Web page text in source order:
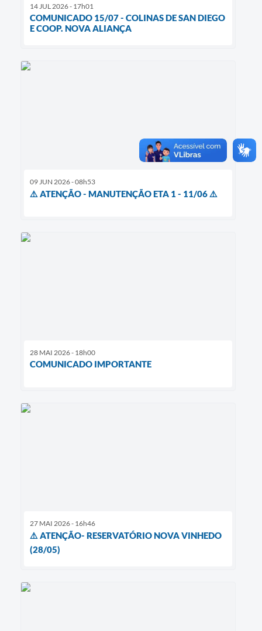
14 JUL 2026 - 17h01
COMUNICADO 15/07 - COLINAS DE SAN DIEGO
E COOP. NOVA ALIANÇA
09 JUN 2026 - 08h53
⚠️ ATENÇÃO - MANUTENÇÃO ETA 1 - 11/06 ⚠️
28 MAI 2026 - 18h00
COMUNICADO IMPORTANTE
27 MAI 2026 - 16h46
⚠️ ATENÇÃO- RESERVATÓRIO NOVA VINHEDO
(28/05)